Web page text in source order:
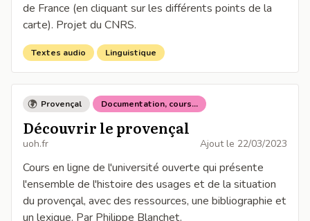
de France (en cliquant sur les différents points de la
carte). Projet du CNRS.
Textes audio Linguistique
Provençal Documentation, cours...
Découvrir le provençal
uoh.fr Ajout le 22/03/2023
Cours en ligne de l'université ouverte qui présente
l'ensemble de l'histoire des usages et de la situation
du provençal, avec des ressources, une bibliographie et
un lexique. Par Philippe Blanchet.